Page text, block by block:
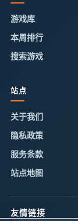
游戏库
本周排行
搜索游戏
站点
关于我们
隐私政策
服务条款
站点地图
友情链接